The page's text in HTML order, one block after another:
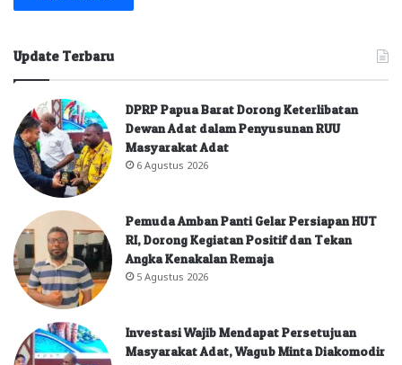
Update Terbaru
DPRP Papua Barat Dorong Keterlibatan
Dewan Adat dalam Penyusunan RUU
Masyarakat Adat
6 Agustus 2026
Pemuda Amban Panti Gelar Persiapan HUT
RI, Dorong Kegiatan Positif dan Tekan
Angka Kenakalan Remaja
5 Agustus 2026
Investasi Wajib Mendapat Persetujuan
Masyarakat Adat, Wagub Minta Diakomodir